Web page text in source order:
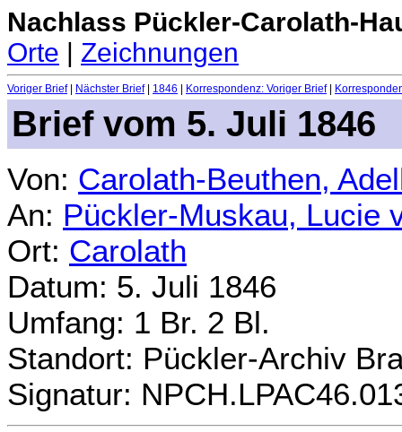
Nachlass Pückler-Carolath-
Orte | Zeichnungen
Voriger Brief| Nächster Brief| 1846 Korrespondenz: Voriger Brief|
Brief vom 5. Juli 1846
Von: Carolath-Beuthen,
An: Pückler-Muskau, Lucie
Ort: Carolath
Datum: 5. Juli 1846
Umfang: 1 Br. 2 Bl.
Standort: Pückler-Archiv
Signatur: